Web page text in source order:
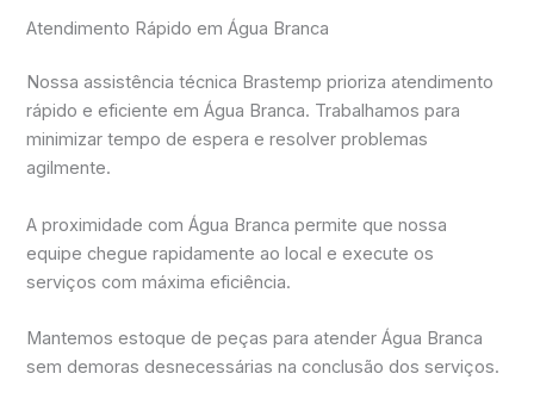
Atendimento Rápido em Água Branca
Nossa assistência técnica Brastemp prioriza atendimento
rápido e eficiente em Água Branca. Trabalhamos para
minimizar tempo de espera e resolver problemas
agilmente.
A proximidade com Água Branca permite que nossa
equipe chegue rapidamente ao local e execute os
serviços com máxima eficiência.
Mantemos estoque de peças para atender Água Branca
sem demoras desnecessárias na conclusão dos serviços.